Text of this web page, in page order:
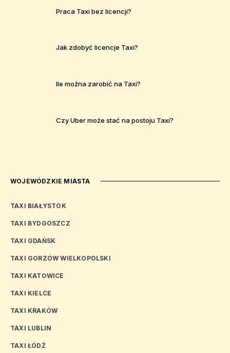
Praca Taxi bez licencji?
Jak zdobyć licencje Taxi?
Ile można zarobić na Taxi?
Czy Uber może stać na postoju Taxi?
WOJEWÓDZKIE MIASTA
TAXI BIAŁYSTOK
TAXI BYDGOSZCZ
TAXI GDAŃSK
TAXI GORZÓW WIELKOPOLSKI
TAXI KATOWICE
TAXI KIELCE
TAXI KRAKÓW
TAXI LUBLIN
TAXI ŁÓDŹ